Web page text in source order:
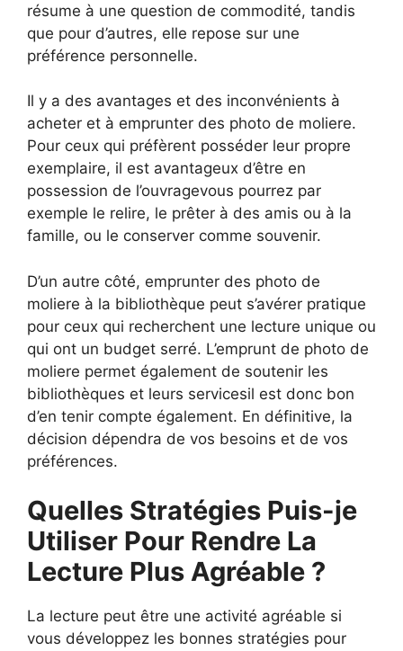
résume à une question de commodité, tandis
que pour d’autres, elle repose sur une
préférence personnelle.
Il y a des avantages et des inconvénients à
acheter et à emprunter des photo de moliere.
Pour ceux qui préfèrent posséder leur propre
exemplaire, il est avantageux d’être en
possession de l’ouvragevous pourrez par
exemple le relire, le prêter à des amis ou à la
famille, ou le conserver comme souvenir.
D’un autre côté, emprunter des photo de
moliere à la bibliothèque peut s’avérer pratique
pour ceux qui recherchent une lecture unique ou
qui ont un budget serré. L’emprunt de photo de
moliere permet également de soutenir les
bibliothèques et leurs servicesil est donc bon
d’en tenir compte également. En définitive, la
décision dépendra de vos besoins et de vos
préférences.
Quelles Stratégies Puis-je
Utiliser Pour Rendre La
Lecture Plus Agréable ?
La lecture peut être une activité agréable si
vous développez les bonnes stratégies pour